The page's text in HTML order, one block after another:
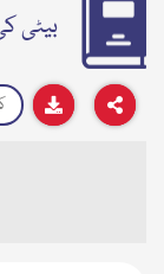
بیٹی